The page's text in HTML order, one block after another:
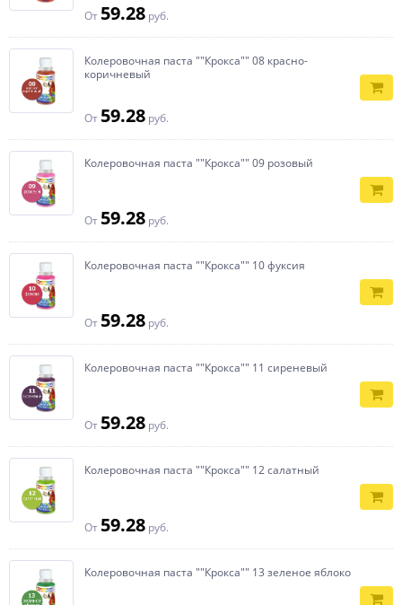
От 59.28 руб.
Колеровочная паста ""Крокса"" 08 красно-
коричневый
От 59.28 руб.
Колеровочная паста ""Крокса"" 09 розовый
От 59.28 руб.
Колеровочная паста ""Крокса"" 10 фуксия
От 59.28 руб.
Колеровочная паста ""Крокса"" 11 сиреневый
От 59.28 руб.
Колеровочная паста ""Крокса"" 12 салатный
От 59.28 руб.
Колеровочная паста ""Крокса"" 13 зеленое яблоко